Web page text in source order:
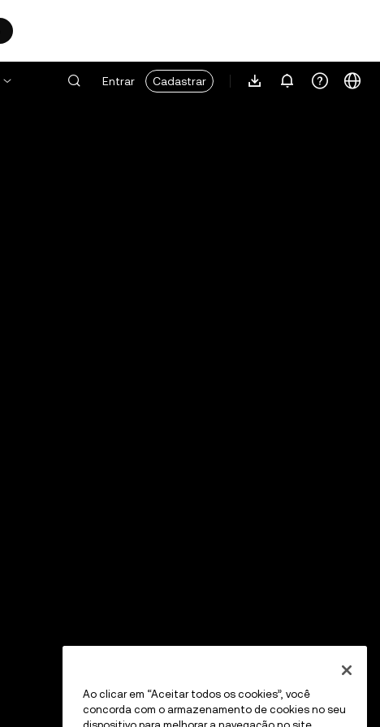
Entrar Cadastrar
Ao clicar em “Aceitar todos os cookies”, você
concorda com o armazenamento de cookies no seu